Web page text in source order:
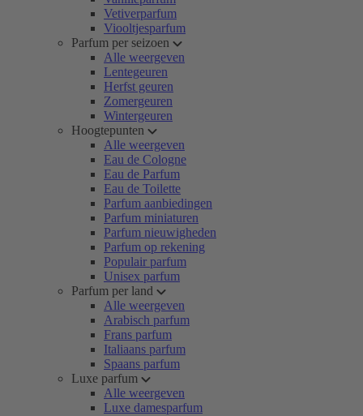
Vetiverparfum
Viooltjesparfum
Parfum per seizoen
Alle weergeven
Lentegeuren
Herfst geuren
Zomergeuren
Wintergeuren
Hoogtepunten
Alle weergeven
Eau de Cologne
Eau de Parfum
Eau de Toilette
Parfum aanbiedingen
Parfum miniaturen
Parfum nieuwigheden
Parfum op rekening
Populair parfum
Unisex parfum
Parfum per land
Alle weergeven
Arabisch parfum
Frans parfum
Italiaans parfum
Spaans parfum
Luxe parfum
Alle weergeven
Luxe damesparfum